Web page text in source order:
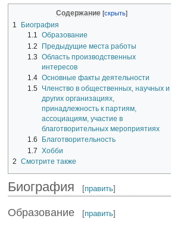
Содержание
1
Биография
1.1 Образование
1.2
Предыдущие места работы
1.3 Область производственных
интересов
1.4 Основные факты деятельности
1.5 Членство в общественных, научных и
других организациях,
принадлежность к партиям,
ассоциациям, участие в
благотворительных мероприятиях
1.6
Благотворительность
1.7 Хобби
2
Смотрите также
Биография [править]
Образование [править]